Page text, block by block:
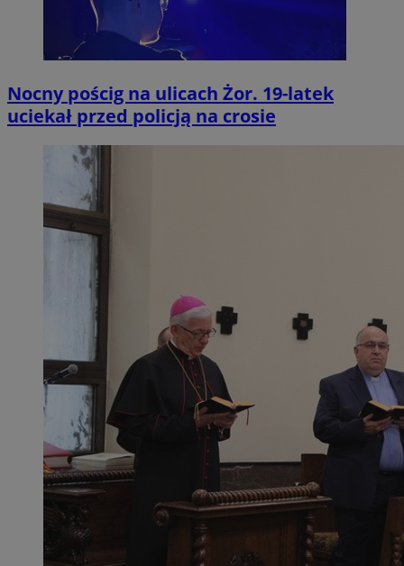
Nocny pościg na ulicach Żor. 19-latek
uciekał przed policją na crosie